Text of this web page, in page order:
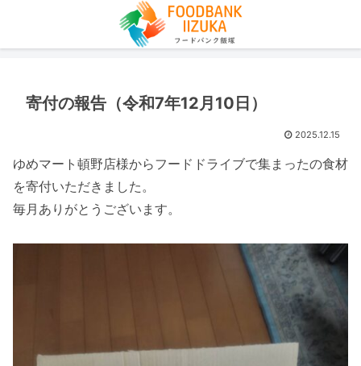
寄付の報告（令和7年12月10日）
2025.12.15
ゆめマート頓野店様からフードドライブで集まったの食材
を寄付いただきました。
毎月ありがとうございます。